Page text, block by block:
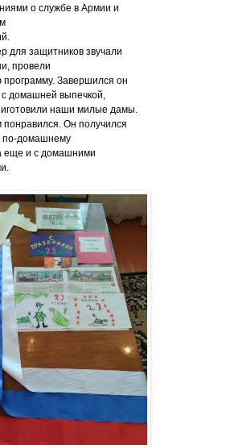
о службе в Армии и
для защитников звучали
провели
программу. Завершился он
домашней выпечкой,
наши милые дамы.
понравился. Он получился
домашнему
еще и с домашними